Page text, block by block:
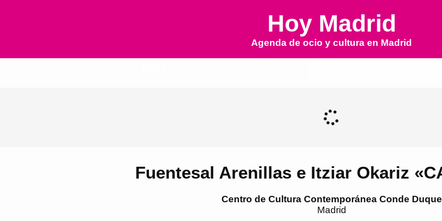
Hoy Madrid
Agenda de ocio y cultura en Madrid
Fuentesal Arenillas e Itziar Okariz
Centro de Cultura Contemporánea Conde Duque
Madrid